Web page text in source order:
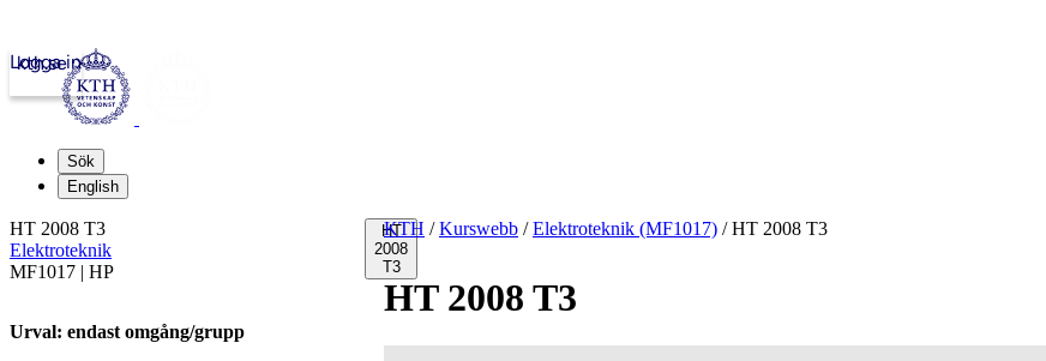
kth.se
Logga in
Sök
English
HT
2008
T3
KTH / Kurswebb / Elektroteknik (MF1017) /HT 2008 T3
HT 2008 T3
HT 2008 T3
Elektroteknik
MF1017 | HP
Urval: endast omgång/grupp